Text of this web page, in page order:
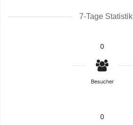
7-Tage Statistik
0
Besucher
0